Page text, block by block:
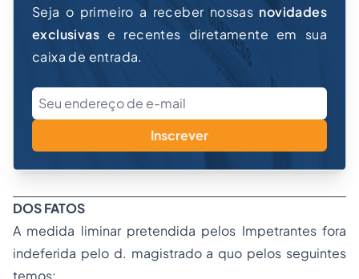
Seja o primeiro a receber nossas novidades
exclusivas e recentes diretamente em sua
caixa de entrada.
Inscrever
DOS FATOS
A medida liminar pretendida pelos Impetrantes fora
indeferida pelo d. magistrado a quo pelos seguintes